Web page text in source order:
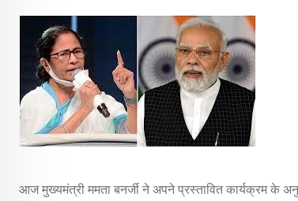
आज मुख्यमंत्री ममता बनर्जी ने अपने प्रस्तावित कार्यक्रम के